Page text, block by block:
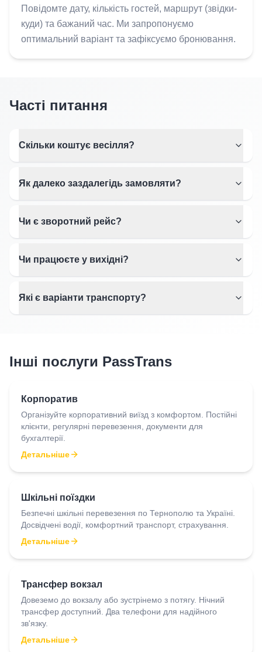
Повідомте дату, кількість гостей, маршрут (звідки-
куди) та бажаний час. Ми запропонуємо
оптимальний варіант та зафіксуємо бронювання.
Часті питання
Скільки коштує весілля?
Як далеко заздалегідь замовляти?
Чи є зворотний рейс?
Чи працюєте у вихідні?
Які є варіанти транспорту?
Інші послуги PassTrans
Корпоратив
Організуйте корпоративний виїзд з комфортом. Постійні
клієнти, регулярні перевезення, документи для
бухгалтерії.
Детальніше
Шкільні поїздки
Безпечні шкільні перевезення по Тернополю та Україні.
Досвідчені водії, комфортний транспорт, страхування.
Детальніше
Трансфер вокзал
Довеземо до вокзалу або зустрінемо з потягу. Нічний
трансфер доступний. Два телефони для надійного
зв'язку.
Детальніше